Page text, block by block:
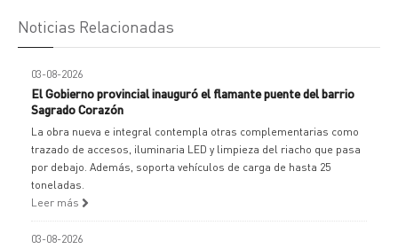
Noticias Relacionadas
03-08-2026
El Gobierno provincial inauguró el flamante puente del barrio
Sagrado Corazón
La obra nueva e integral contempla otras complementarias como
trazado de accesos, iluminaria LED y limpieza del riacho que pasa
por debajo. Además, soporta vehículos de carga de hasta 25
toneladas.
Leer más
03-08-2026